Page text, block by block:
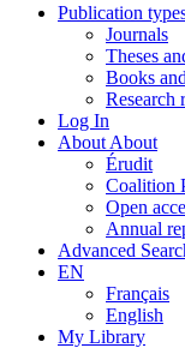
Publication
Journals
Theses
Books
Research
Log In
About About
Érudit
Coalition
Open
Annual
Advanced
EN
Français
English
My Library